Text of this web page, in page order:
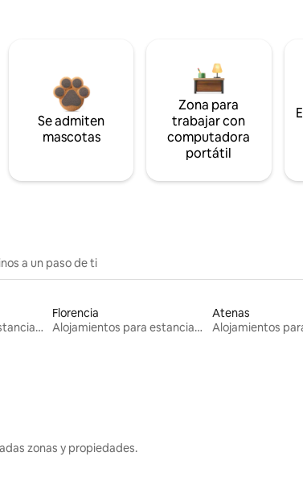
Se admiten
mascotas
Zona para
trabajar con
computadora
portátil
a un paso de ti
Alojamientos para estancias largas
Florencia
Alojamientos para estancias largas
Atenas
zonas y propiedades.